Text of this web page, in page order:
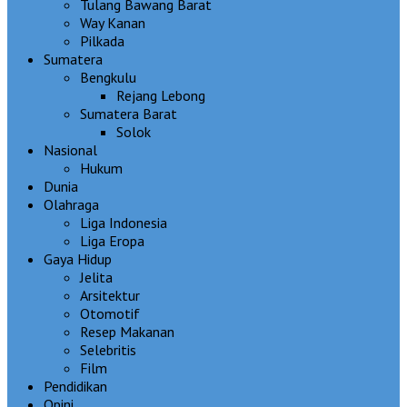
Tulang Bawang Barat
Way Kanan
Pilkada
Sumatera
Bengkulu
Rejang Lebong
Sumatera Barat
Solok
Nasional
Hukum
Dunia
Olahraga
Liga Indonesia
Liga Eropa
Gaya Hidup
Jelita
Arsitektur
Otomotif
Resep Makanan
Selebritis
Film
Pendidikan